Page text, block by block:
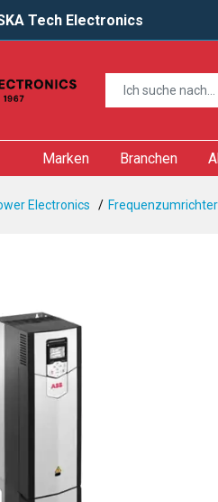
Tech Electronics
Marken Branchen
Electronics